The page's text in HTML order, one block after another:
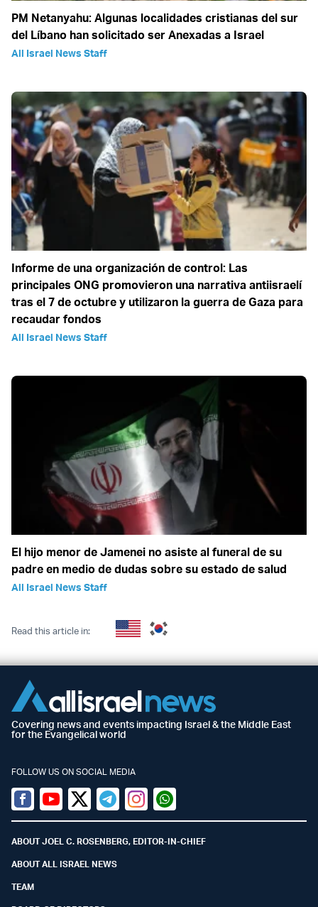
PM Netanyahu: Algunas localidades cristianas del sur
del Líbano han solicitado ser Anexadas a Israel
All Israel News Staff
Informe de una organización de control: Las
principales ONG promovieron una narrativa antiisraelí
tras el 7 de octubre y utilizaron la guerra de Gaza para
recaudar fondos
All Israel News Staff
El hijo menor de Jamenei no asiste al funeral de su
padre en medio de dudas sobre su estado de salud
All Israel News Staff
Read this article in:
Covering news and events impacting Israel & the Middle East
for the Evangelical world
FOLLOW US ON SOCIAL MEDIA
Facebook
YoutubeTwitter (X)
TelegramInstagramWhatsapp
ABOUT JOEL C. ROSENBERG, EDITOR-IN-CHIEF
ABOUT ALL ISRAEL NEWS
TEAM